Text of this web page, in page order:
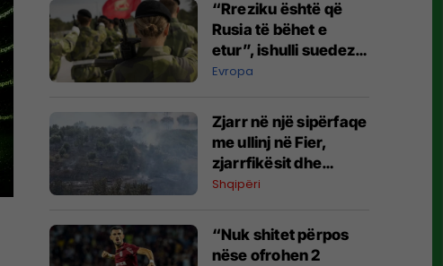
“Rreziku është që
Rusia të bëhet e
etur”, ishulli suedez i
Detit Baltik përgatitet
Evropa
Zjarr në një sipërfaqe
me ullinj në Fier,
zjarrfikësit dhe
banorët në aksion
flakëve
Shqipëri
“Nuk shitet përpos
nëse ofrohen 2